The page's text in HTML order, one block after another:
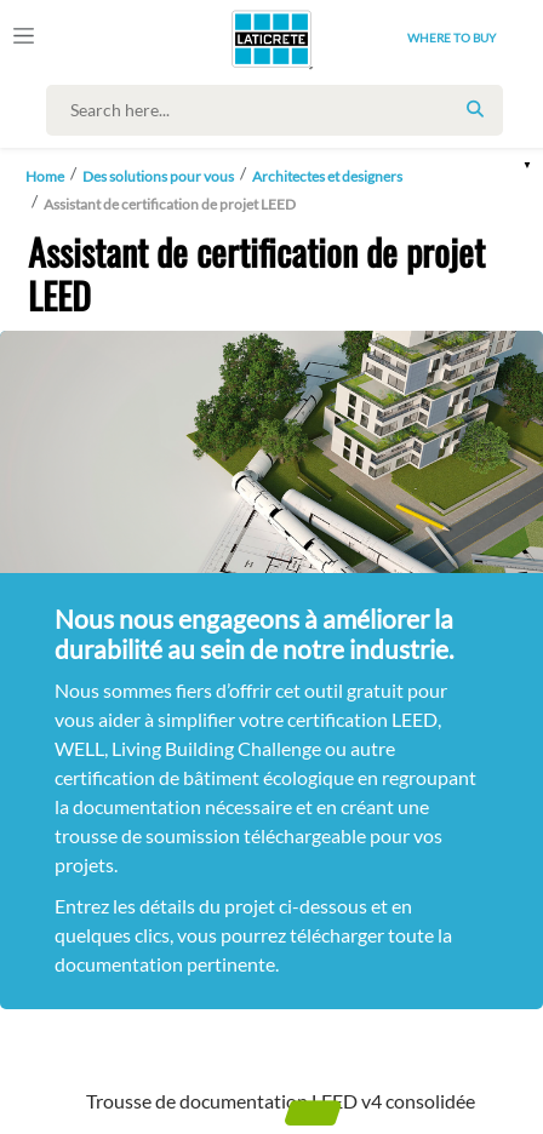
WHERE TO BUY
SEARCH
Home Des solutions pour vous
Architectes et designers
Assistant de certification de projet LEED
Assistant de certification de projet
LEED
Nous nous engageons à améliorer la
durabilité au sein de notre industrie.
Nous sommes fiers d’offrir cet outil gratuit pour
vous aider à simplifier votre certification LEED,
WELL, Living Building Challenge ou autre
certification de bâtiment écologique en regroupant
la documentation nécessaire et en créant une
trousse de soumission téléchargeable pour vos
projets.
Entrez les détails du projet ci-dessous et en
quelques clics, vous pourrez télécharger toute la
documentation pertinente.
Trousse de documentation LEED v4 consolidée